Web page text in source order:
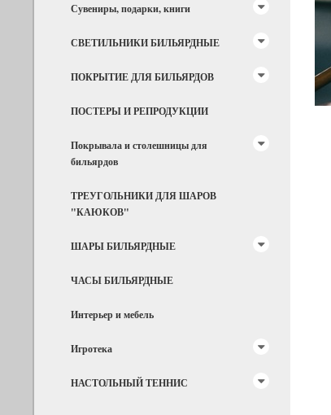
Сувениры, подарки, книги
СВЕТИЛЬНИКИ БИЛЬЯРДНЫЕ
ПОКРЫТИЕ ДЛЯ БИЛЬЯРДОВ
ПОСТЕРЫ И РЕПРОДУКЦИИ
Покрывала и столешницы для
бильярдов
ТРЕУГОЛЬНИКИ ДЛЯ ШАРОВ
"КАЮКОВ"
ШАРЫ БИЛЬЯРДНЫЕ
ЧАСЫ БИЛЬЯРДНЫЕ
Интерьер и мебель
Игротека
НАСТОЛЬНЫЙ ТЕННИС